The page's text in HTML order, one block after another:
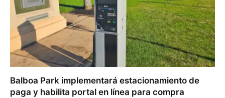
Balboa Park implementará estacionamiento de
paga y habilita portal en línea para compra